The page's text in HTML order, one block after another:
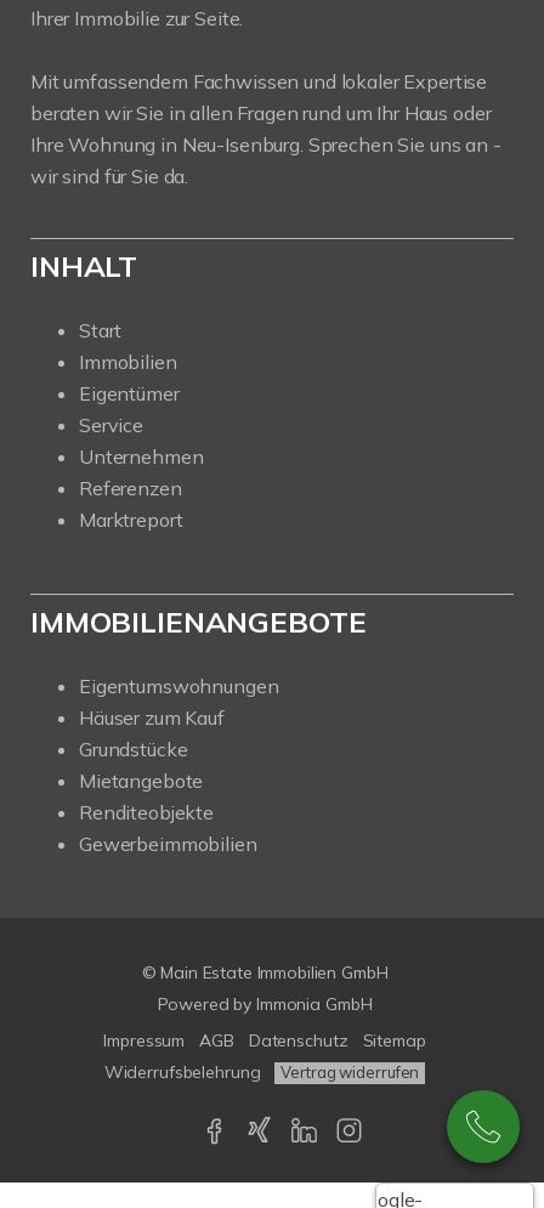
Ihrer Immobilie zur Seite.
Mit umfassendem Fachwissen und lokaler Expertise
beraten wir Sie in allen Fragen rund um Ihr Haus oder
Ihre Wohnung in Neu-Isenburg. Sprechen Sie uns an -
wir sind für Sie da.
INHALT
Start
Immobilien
Eigentümer
Service
Unternehmen
Referenzen
Marktreport
IMMOBILIENANGEBOTE
Eigentumswohnungen
Häuser zum Kauf
Grundstücke
Mietangebote
Renditeobjekte
Gewerbeimmobilien
© Main Estate Immobilien GmbH
Powered by Immonia GmbH
Impressum
AGB Datenschutz
Sitemap
Widerrufsbelehrung
Vertrag widerrufen
Google-